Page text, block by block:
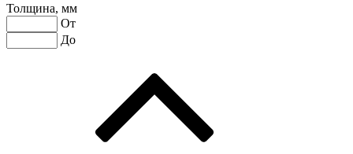
Толщина, мм
От
До